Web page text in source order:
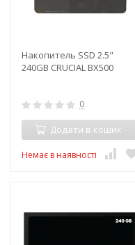
Накопитель SSD 2.5"
240GB CRUCIAL BX500
0
Додати в кошик
Немає в наявності